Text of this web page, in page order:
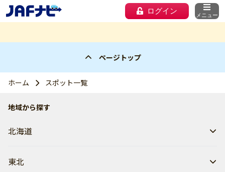
ログイン メニュー
ページトップ
ホーム スポット一覧
地域から探す
北海道
東北